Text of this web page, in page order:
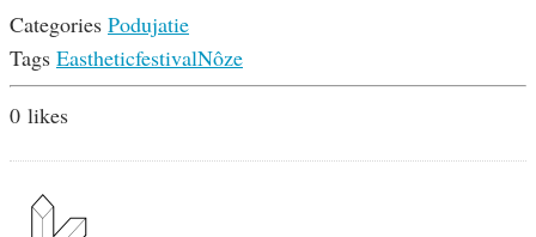
Categories Podujatie
Tags EastheticfestivalNôze
0 likes